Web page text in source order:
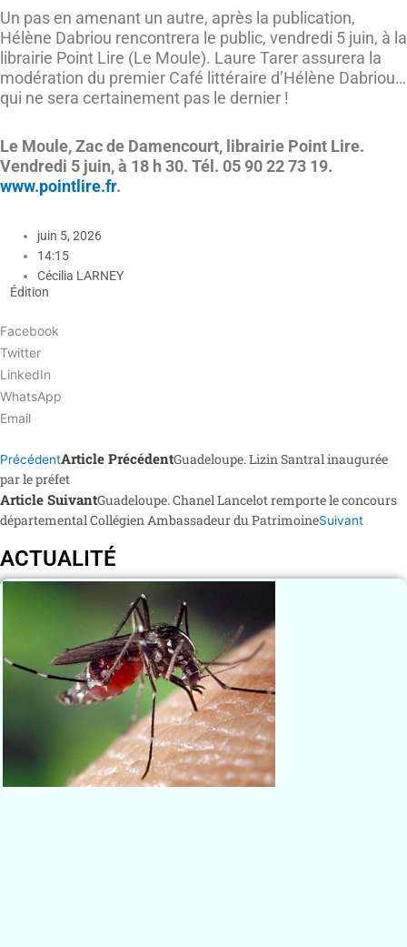
Un pas en amenant un autre, après la publication,
Hélène Dabriou rencontrera le public, vendredi 5 juin, à la
librairie Point Lire (Le Moule). Laure Tarer assurera la
modération du premier Café littéraire d’Hélène Dabriou…
qui ne sera certainement pas le dernier !
Le Moule, Zac de Damencourt, librairie Point Lire.
Vendredi 5 juin, à 18 h 30. Tél. 05 90 22 73 19.
www.pointlire.fr.
juin 5, 2026
14:15
Cécilia LARNEY
Édition
Facebook
Twitter
LinkedIn
WhatsApp
Email
PrécédentArticle PrécédentGuadeloupe. Lizin Santral inaugurée
par le préfet
Article SuivantGuadeloupe. Chanel Lancelot remporte le concours
départemental Collégien Ambassadeur du PatrimoineSuivant
ACTUALITÉ